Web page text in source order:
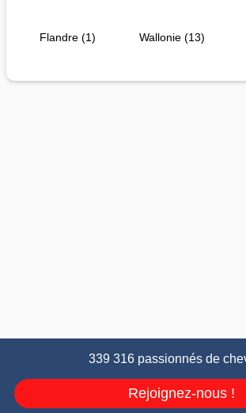
Flandre (1) Wallonie (13)
339 316 passionnés de
Rejoignez-nous !